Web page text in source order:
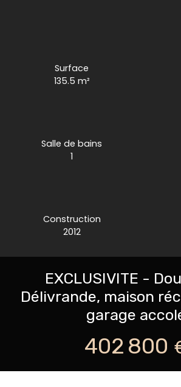
Surface
135.5 m²
Salle de bains
1
Construction
2012
EXCLUSIVITE -
Délivrande, maison
garage
402 800